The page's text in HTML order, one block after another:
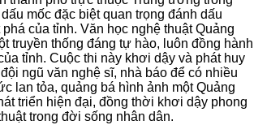
mốc đặc biệt quan trọng đánh dấu
của tỉnh. Văn học nghệ thuật Quảng
truyền thống đáng tự hào, luôn đồng hành
tỉnh. Cuộc thi này khơi dậy và phát huy
ngũ văn nghệ sĩ, nhà báo để có nhiều
lan tỏa, quảng bá hình ảnh một Quảng
triển hiện đại, đồng thời khơi dậy phong
trong đời sống nhân dân.